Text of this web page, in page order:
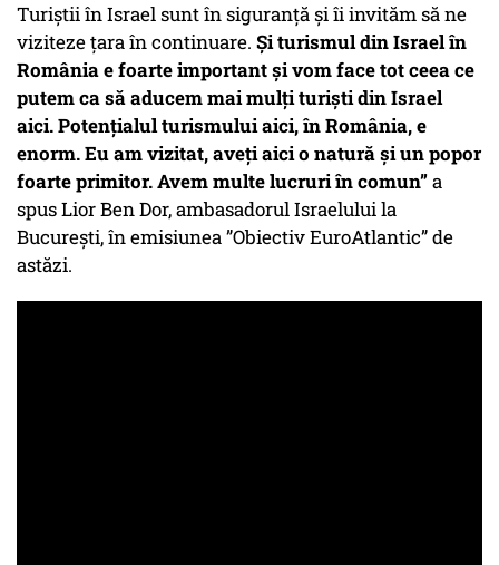
Turiștii în Israel sunt în siguranță și îi invităm să ne
viziteze țara în continuare. Și turismul din Israel în
România e foarte important și vom face tot ceea ce
putem ca să aducem mai mulți turiști din Israel
aici. Potențialul turismului aici, în România, e
enorm. Eu am vizitat, aveți aici o natură și un popor
foarte primitor. Avem multe lucruri în comun”a
spus Lior Ben Dor, ambasadorul Israelului la
București, în emisiunea ”Obiectiv EuroAtlantic” de
astăzi.